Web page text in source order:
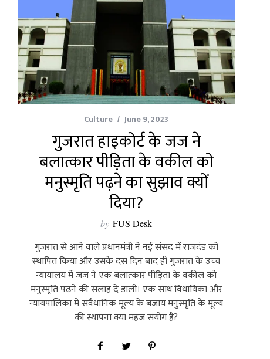
Culture June 9, 2023
गुजरात हाइकोर्ट के जज ने
बलात्कार पीड़िता के वकील को
मनुस्मृति पढ़ने का सुझाव क्यों
दिया?
by FUS Desk
गुजरात से आने वाले प्रधानमंत्री ने नई संसद में राजदंड को
स्‍थापित किया और उसके दस दिन बाद ही गुजरात के उच्‍च
न्‍यायालय में जज ने एक बलात्‍कार पीड़िता के वकील को
मनुस्मृति पढ़ने की सलाह दे डाली। एक साथ विधायिका और
न्यायपालिका में संवैधानिक मूल्य के बजाय मनुस्मृति के मूल्य
की स्थापना क्या महज संयोग है?